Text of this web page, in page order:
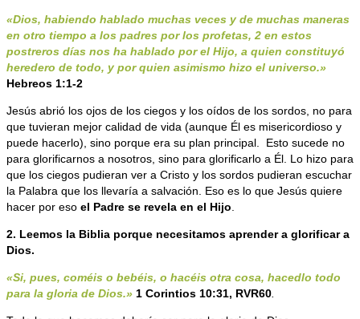
«Dios, habiendo hablado muchas veces y de muchas maneras
en otro tiempo a los padres por los profetas, 2 en estos
postreros días nos ha hablado por el Hijo, a quien constituyó
heredero de todo, y por quien asimismo hizo el universo.»
Hebreos 1:1-2
Jesús abrió los ojos de los ciegos y los oídos de los sordos, no para
que tuvieran mejor calidad de vida (aunque Él es misericordioso y
puede hacerlo), sino porque era su plan principal. Esto sucede no
para glorificarnos a nosotros, sino para glorificarlo a Él. Lo hizo para
que los ciegos pudieran ver a Cristo y los sordos pudieran escuchar
la Palabra que los llevaría a salvación. Eso es lo que Jesús quiere
hacer por eso el Padre se revela en el Hijo.
2. Leemos la Biblia porque necesitamos aprender a glorificar a
Dios.
«Si, pues, coméis o bebéis, o hacéis otra cosa, hacedlo todo
para la gloria de Dios.» 1 Corintios 10:31, RVR60.